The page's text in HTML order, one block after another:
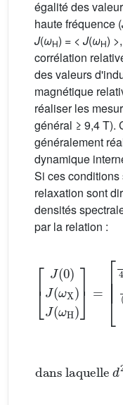
égalité des
haute fréquence (
J(ωH) = < J(ωH)
corrélation
des valeurs
magnétique
réaliser les
général ≥ 9,4 T).
généralement
dynamique
Si ces
relaxation sont
densités
par la relation :
)3